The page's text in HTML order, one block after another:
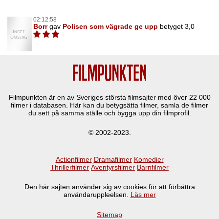
02:12:58
Borrgav Polisen som vägrade ge upp betyget 3,0
Filmpunkten är en av Sveriges största filmsajter med över 22 000
filmer i databasen. Här kan du betygsätta filmer, samla de filmer
du sett på samma ställe och bygga upp din filmprofil.
© 2002-2023.
Actionfilmer Dramafilmer Komedier
Thrillerfilmer Äventyrsfilmer Barnfilmer
Den här sajten använder sig av cookies för att förbättra
användaruppleelsen. Läs mer
Sitemap